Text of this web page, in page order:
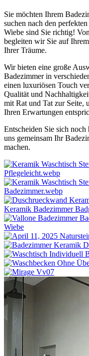
Sie möchten Ihrem
suchen nach den
Wiebe sind Sie richtig!
begleiten wir Sie auf
Ihrer Träume.
Wir bieten eine große
Badezimmer in
einen luxuriösen Touch
Qualität und
mit Rat und Tat zur Seite,
Ihren Erwartungen
Entscheiden Sie sich
uns gemeinsam Ihr
machen.